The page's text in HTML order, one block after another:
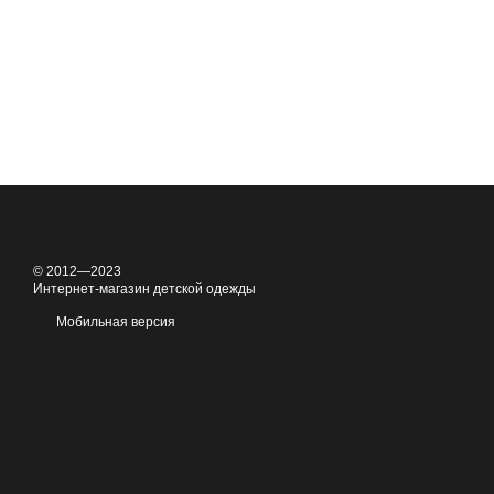
© 2012—2023
Интернет-магазин детской одежды
Мобильная версия